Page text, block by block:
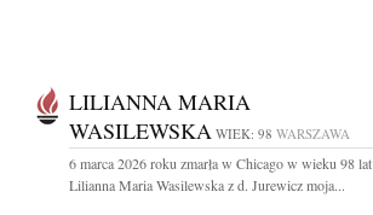
LILIANNA MARIA
WASILEWSKA WIEK: 98 WARSZAWA
6 marca 2026 roku zmarła w Chicago w wieku 98 lat
Lilianna Maria Wasilewska z d. Jurewicz moja...